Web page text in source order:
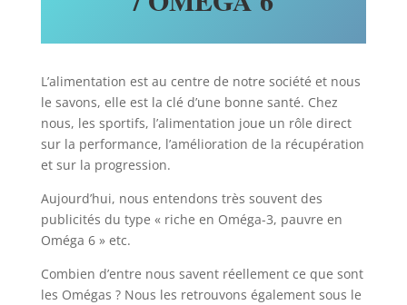
L’alimentation est au centre de notre société et nous
le savons, elle est la clé d’une bonne santé. Chez
nous, les sportifs, l’alimentation joue un rôle direct
sur la performance, l’amélioration de la récupération
et sur la progression.
Aujourd’hui, nous entendons très souvent des
publicités du type « riche en Oméga-3, pauvre en
Oméga 6 » etc.
Combien d’entre nous savent réellement ce que sont
les Omégas ? Nous les retrouvons également sous le